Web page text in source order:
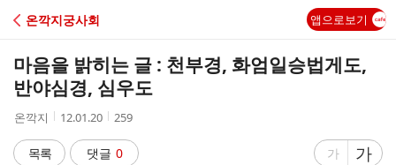
C
A
온깍지궁사회 앱으로보기
마음을 밝히는 글 : 천부경, 화엄일승법게도,
반야심경, 심우도
작
자
온깍지
작
시
간
12.01.20
조
수
259
목록 댓글 0
글
가
글
가